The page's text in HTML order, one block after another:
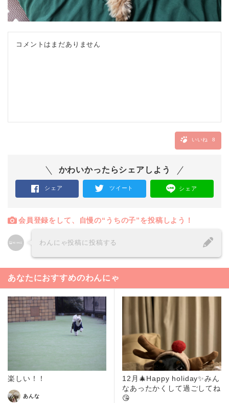
コメントはまだありません
いいね 8
かわいかったらシェアしよう
シェア ツイート シェア
会員登録をして、自慢の“うちの子”を投稿しよう！
わんにゃ投稿に投稿する
あなたにおすすめのわんにゃ
楽しい！！
あんな
12月🎄Happy holiday✨みん
なあったかくして過ごしてね
😘